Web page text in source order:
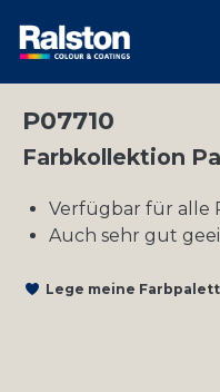
P07710
Farbkollektion
Verfügbar für alle
Auch sehr gut
Lege meine